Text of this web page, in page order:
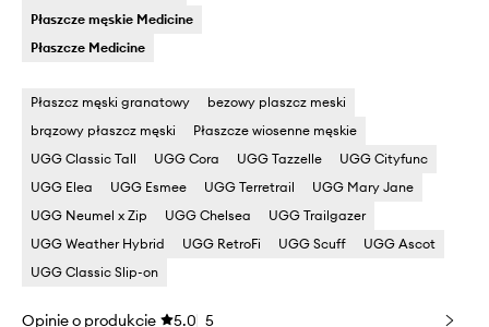
Płaszcze męskie Medicine
Płaszcze Medicine
Płaszcz męski granatowy
bezowy plaszcz meski
brązowy płaszcz męski
Płaszcze wiosenne męskie
UGG Classic Tall
UGG Cora UGG Tazzelle
UGG Cityfunc
UGG Elea
UGG Esmee UGG Terretrail
UGG Mary Jane
UGG Neumel x Zip
UGG Chelsea
UGG Trailgazer
UGG Weather Hybrid
UGG RetroFi UGG Scuff
UGG Ascot
UGG Classic Slip-on
Opinie o produkcie 5.0 5